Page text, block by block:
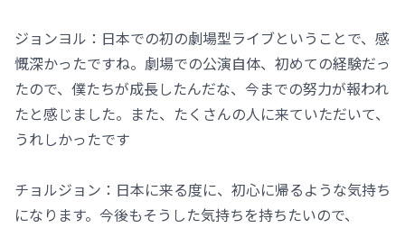
ジョンヨル：日本での初の劇場型ライブということで、感
慨深かったですね。劇場での公演自体、初めての経験だっ
たので、僕たちが成長したんだな、今までの努力が報われ
たと感じました。また、たくさんの人に来ていただいて、
うれしかったです
チョルジョン：日本に来る度に、初心に帰るような気持ち
になります。今後もそうした気持ちを持ちたいので、